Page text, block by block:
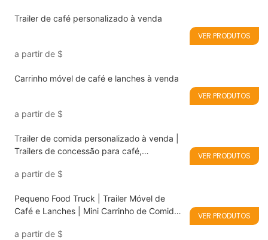
Trailer de café personalizado à venda
a partir de $
VER PRODUTOS
Carrinho móvel de café e lanches à venda
a partir de $
VER PRODUTOS
Trailer de comida personalizado à venda |
Trailers de concessão para café,
a partir de $
VER PRODUTOS
Pequeno Food Truck | Trailer Móvel de
Café e Lanches | Mini Carrinho de Comida
a partir de $
VER PRODUTOS